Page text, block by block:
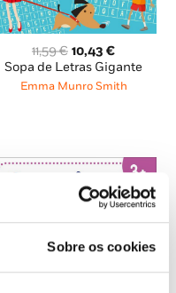
Sobre os cookies
11,59€ O
preço
original
10,43€O
preço
atual
Sopa de Letras Gigante
Emma Munro Smith